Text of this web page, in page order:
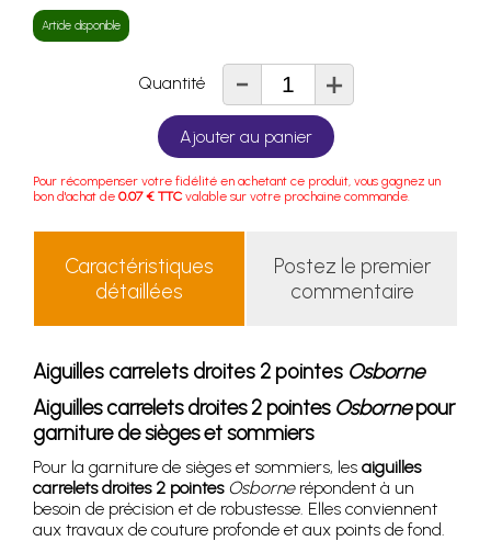
Article disponible
Quantité - +
Ajouter au panier
Pour récompenser votre fidélité en achetant ce produit, vous gagnez un
bon d'achat de 0.07 € TTC valable sur votre prochaine commande.
Caractéristiques
détaillées
Postez le premier
commentaire
Aiguilles carrelets droites 2 pointes Osborne
Aiguilles carrelets droites 2 pointes Osbornepour
garniture de sièges et sommiers
Pour la garniture de sièges et sommiers, les aiguilles
carrelets droites 2 pointes Osbornerépondent à un
besoin de précision et de robustesse. Elles conviennent
aux travaux de couture profonde et aux points de fond.